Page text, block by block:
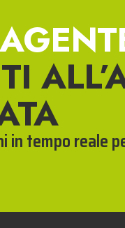
in tempo reale